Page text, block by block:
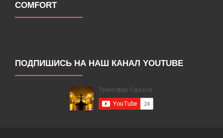
COMFORT
ПОДПИШИСЬ НА НАШ КАНАЛ YOUTUBE